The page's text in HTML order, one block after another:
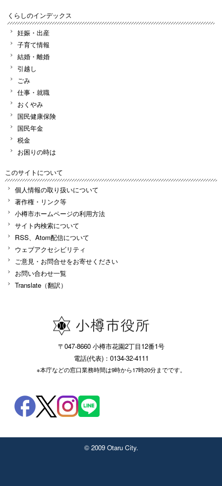
くらしのインデックス
妊娠・出産
子育て情報
結婚・離婚
引越し
ごみ
仕事・就職
おくやみ
国民健康保険
国民年金
税金
お困りの時は
このサイトについて
個人情報の取り扱いについて
著作権・リンク等
小樽市ホームページの利用方法
サイト内検索について
RSS、Atom配信について
ウェブアクセシビリティ
ご意見・お問合せをお寄せください
お問い合わせ一覧
Translate（翻訳）
〒047-8660 小樽市花園2丁目12番1号
電話(代表)：0134-32-4111
※本庁などの窓口業務時間は9時から17時20分までです。
© 2009 Otaru City.